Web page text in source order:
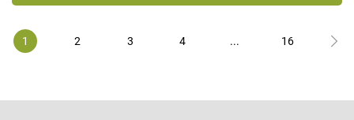
1 2 3 4 ... 16